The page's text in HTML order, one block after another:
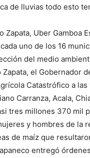
de lluvias todo esto
Uber Gamboa
uno de los 16
del medio
el Gobernador
Catastrófico a
Carranza, Acala,
tres millones 370 mil
y hombres de la
de maíz que
entregó